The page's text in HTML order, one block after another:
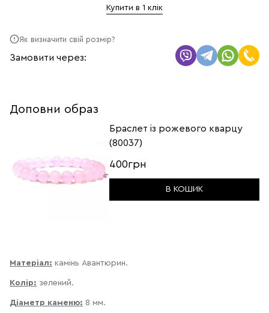
Купити в 1 клік
Як визначити свій розмір?
Замовити через:
Доповни образ
Браслет із рожевого кварцу
(80037)
400грн
В КОШИК
Матеріал: камінь Авантюрин.
Колір: зелений.
Діаметр каменю: 8 мм.